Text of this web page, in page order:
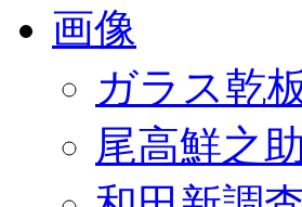
画像
ガラス乾
尾高鮮之